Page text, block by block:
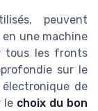
peuvent
une machine
tous les fronts
sur le
de
le choix du bon